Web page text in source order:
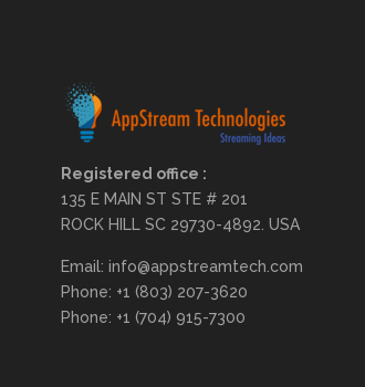
Registered office :
135 E MAIN ST STE # 201
ROCK HILL SC 29730-4892. USA
Email: info@appstreamtech.com
Phone: +1 (803) 207-3620
Phone: +1 (704) 915-7300